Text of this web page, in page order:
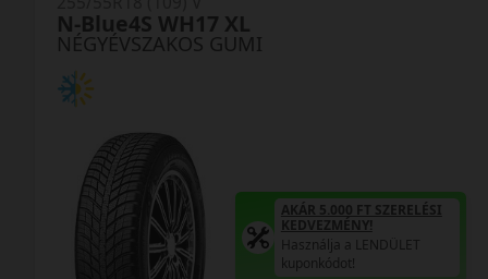
NÉGYÉVSZAKOS GUMI
N-Blue4S WH17 XL
AKÁR 5.000 FT SZERELÉSI
KEDVEZMÉNY!
Használja a LENDÜLET
kuponkódot!